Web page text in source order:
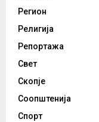
Регион
Религија
Репортажа
Свет
Скопје
Соопштенија
Спорт